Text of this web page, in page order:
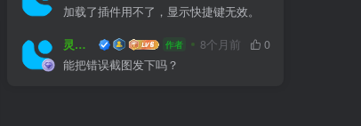
加载了插件用不了，显示快捷键无效。
灵感屋 作者 8个月前
0
能把错误截图发下吗？